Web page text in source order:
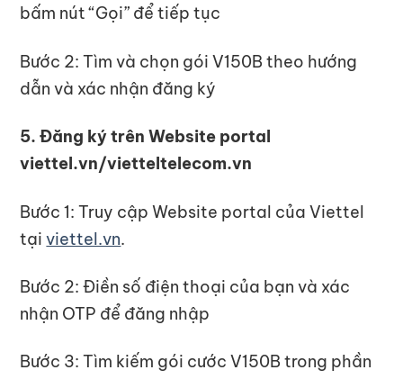
bấm nút “Gọi” để tiếp tục
Bước 2: Tìm và chọn gói V150B theo hướng
dẫn và xác nhận đăng ký
5. Đăng ký trên Website portal
viettel.vn/vietteltelecom.vn
Bước 1: Truy cập Website portal của Viettel
tạiviettel.vn.
Bước 2: Điền số điện thoại của bạn và xác
nhận OTP để đăng nhập
Bước 3: Tìm kiếm gói cước V150B trong phần